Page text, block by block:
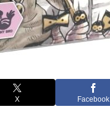
X Facebook